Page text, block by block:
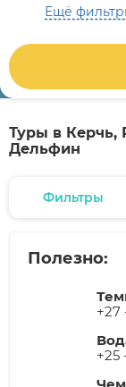
Ещё
Туры в Керчь,
Дельфин
Фильтры
Полезно:
+27
+25